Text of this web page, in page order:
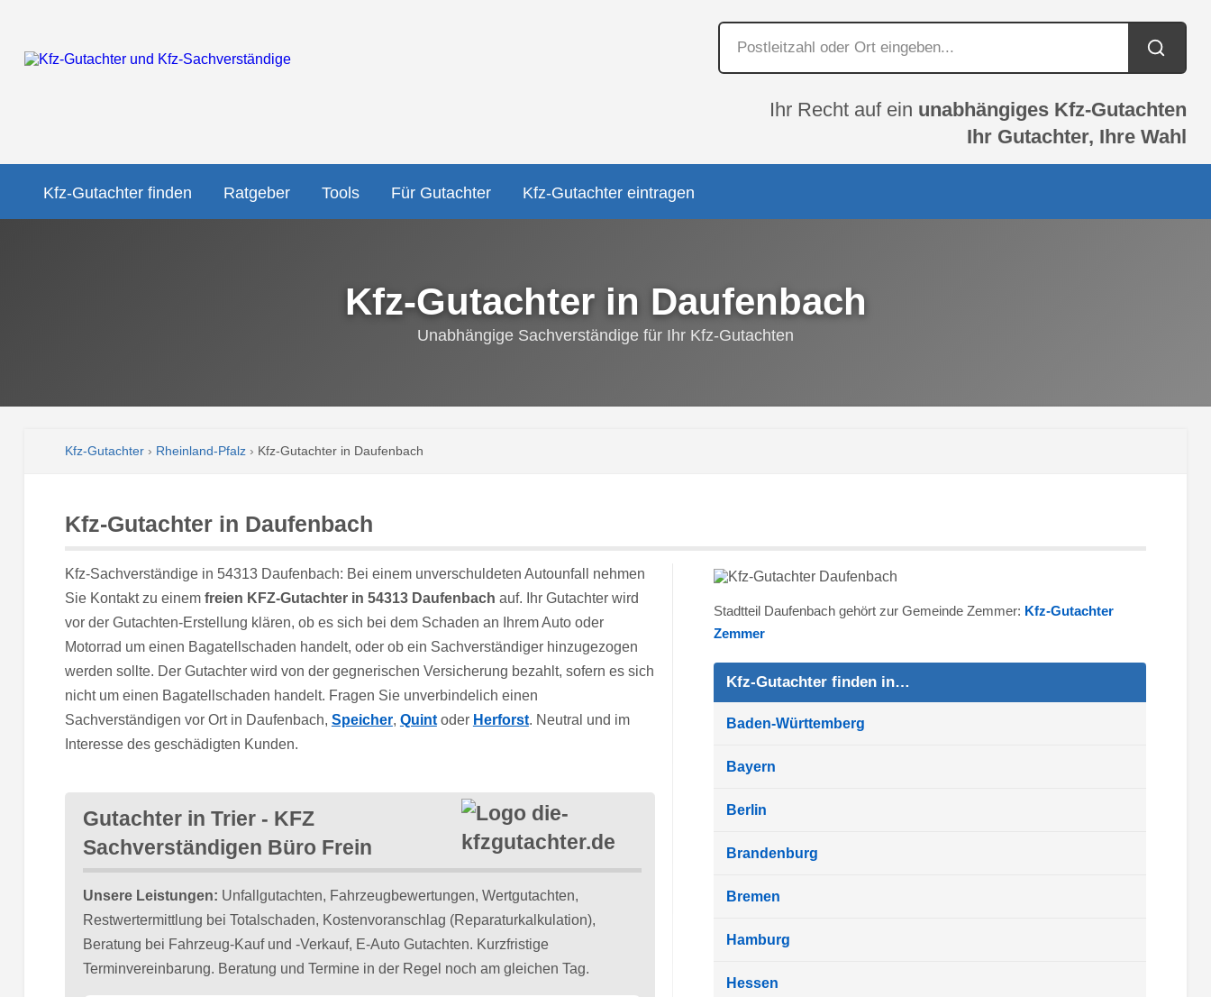
Ihr Recht auf ein unabhängiges Kfz-Gutachten
Ihr Gutachter, Ihre Wahl
Kfz-Gutachter finden Ratgeber Tools Für Gutachter Kfz-Gutachter eintragen
Kfz-Gutachter in Daufenbach
Unabhängige Sachverständige für Ihr Kfz-Gutachten
Kfz-Gutachter› Rheinland-Pfalz› Kfz-Gutachter in Daufenbach
Kfz-Gutachter in Daufenbach
Kfz-Sachverständige in 54313 Daufenbach: Bei einem unverschuldeten Autounfall nehmen
Sie Kontakt zu einem freien KFZ-Gutachter in 54313 Daufenbach auf. Ihr Gutachter wird
vor der Gutachten-Erstellung klären, ob es sich bei dem Schaden an Ihrem Auto oder
Motorrad um einen Bagatellschaden handelt, oder ob ein Sachverständiger hinzugezogen
werden sollte. Der Gutachter wird von der gegnerischen Versicherung bezahlt, sofern es sich
nicht um einen Bagatellschaden handelt. Fragen Sie unverbindelich einen
Sachverständigen vor Ort in Daufenbach, Speicher, Quintoder Herforst. Neutral und im
Interesse des geschädigten Kunden.
Gutachter in Trier - KFZ
Sachverständigen Büro Frein
Unsere Leistungen: Unfallgutachten, Fahrzeugbewertungen, Wertgutachten,
Restwertermittlung bei Totalschaden, Kostenvoranschlag (Reparaturkalkulation),
Beratung bei Fahrzeug-Kauf und -Verkauf, E-Auto Gutachten. Kurzfristige
Terminvereinbarung. Beratung und Termine in der Regel noch am gleichen Tag.
Stadtteil Daufenbach gehört zur Gemeinde Zemmer: Kfz-Gutachter
Zemmer
Kfz-Gutachter finden in…
Baden-Württemberg
Bayern
Berlin
Brandenburg
Bremen
Hamburg
Hessen